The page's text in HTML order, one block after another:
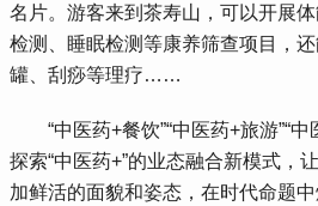
名片。游客来到茶寿山，可以开展
检测、睡眠检测等康养筛查项目，
罐、刮痧等理疗……
“中医药+餐饮”“中医药+旅游”“
探索“中医药+”的业态融合新模式，
加鲜活的面貌和姿态，在时代命题中